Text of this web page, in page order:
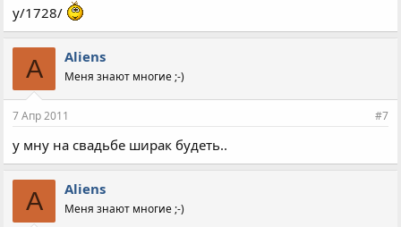
y/1728/
A Aliens
Меня знают многие ;-)
7 Апр 2011 #7
у мну на свадьбе ширак будеть..
A Aliens
Меня знают многие ;-)